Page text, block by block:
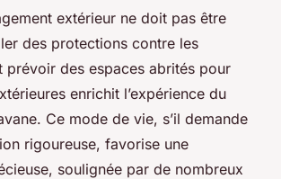
extérieur ne doit pas être
des protections contre les
prévoir des espaces abrités pour
enrichit l’expérience du
Ce mode de vie, s’il demande
rigoureuse, favorise une
soulignée par de nombreux